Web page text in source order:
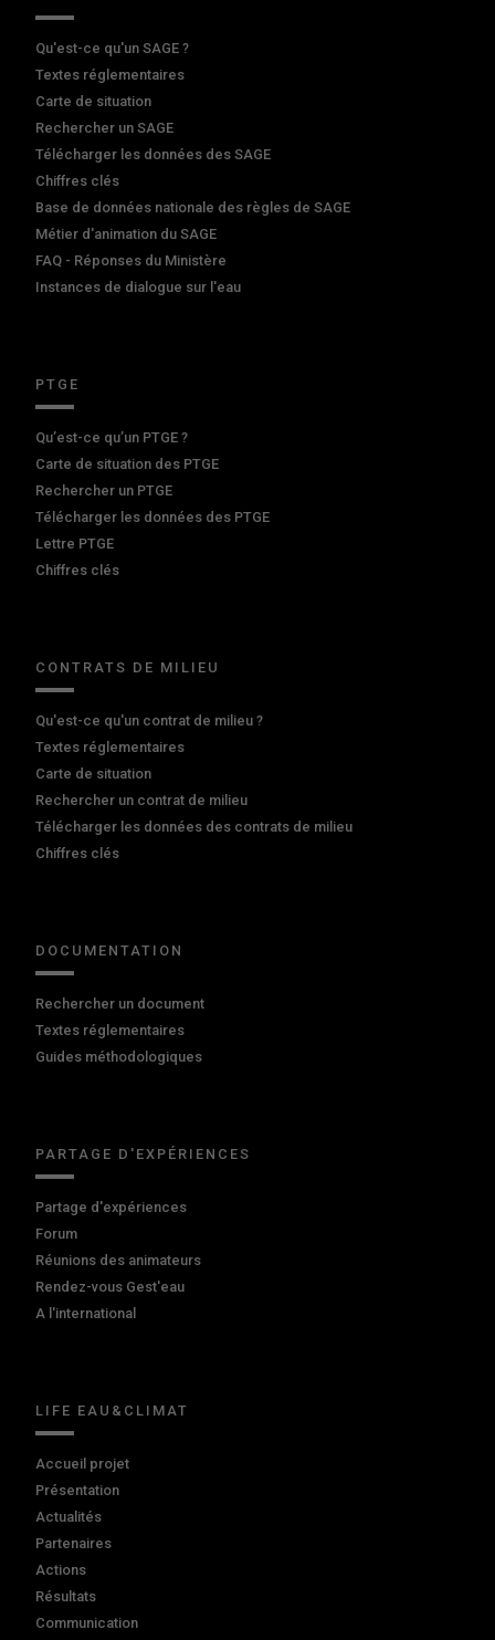
Qu'est-ce qu'un SAGE ?
Textes réglementaires
Carte de situation
Rechercher un SAGE
Télécharger les données des SAGE
Chiffres clés
Base de données nationale des règles de SAGE
Métier d'animation du SAGE
FAQ - Réponses du Ministère
Instances de dialogue sur l'eau
PTGE
Qu’est-ce qu’un PTGE ?
Carte de situation des PTGE
Rechercher un PTGE
Télécharger les données des PTGE
Lettre PTGE
Chiffres clés
CONTRATS DE MILIEU
Qu'est-ce qu'un contrat de milieu ?
Textes réglementaires
Carte de situation
Rechercher un contrat de milieu
Télécharger les données des contrats de milieu
Chiffres clés
DOCUMENTATION
Rechercher un document
Textes réglementaires
Guides méthodologiques
PARTAGE D'EXPÉRIENCES
Partage d'expériences
Forum
Réunions des animateurs
Rendez-vous Gest'eau
A l'international
LIFE EAU&CLIMAT
Accueil projet
Présentation
Actualités
Partenaires
Actions
Résultats
Communication